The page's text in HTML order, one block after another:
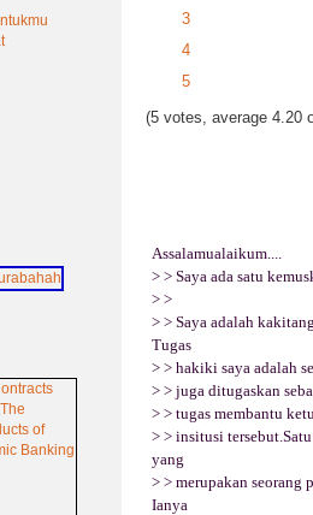
3
4
5
(5 votes, average 4.20
Assalamualaikum....
> > Saya ada satu
> >
> > Saya adalah
Tugas
> > hakiki saya adalah
> > juga ditugaskan
> > tugas membantu
> > insitusi
yang
> > merupakan seorang
Ianya